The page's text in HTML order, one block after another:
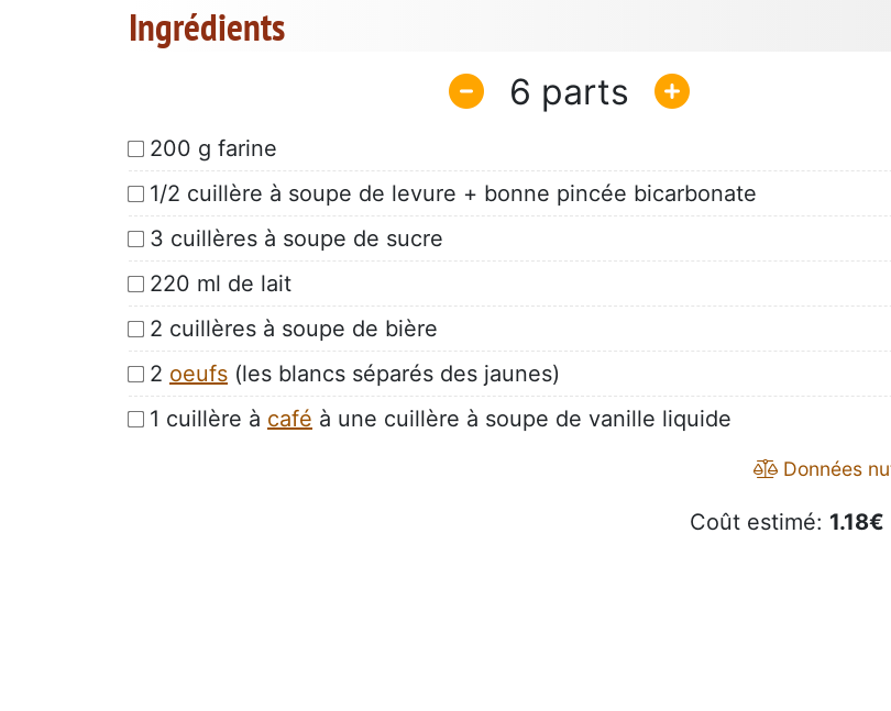
Ingrédients
6
200 g farine
1/2 cuillère à soupe de levure + bonne pincée bicarbonate
3 cuillères à soupe de sucre
220 ml de lait
2 cuillères à soupe de bière
2 oeufs (les blancs séparés des jaunes)
1 cuillère à café à une cuillère à soupe de vanille liquide
Données
Coût estimé: 1.18€